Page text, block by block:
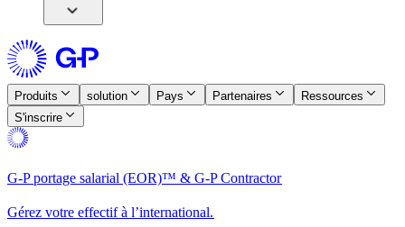
Produits​​ solution​​ Pays​​ Partenaires​​
Ressources​​
S'inscrire​​
G-P portage salarial (EOR)™ & G-P Contractor​​
Gérez votre effectif à l’international.​​